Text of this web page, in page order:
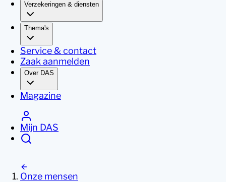
Verzekeringen & diensten
Thema's
Service & contact
Zaak aanmelden
Over DAS
Magazine
Mijn DAS
Onze mensen